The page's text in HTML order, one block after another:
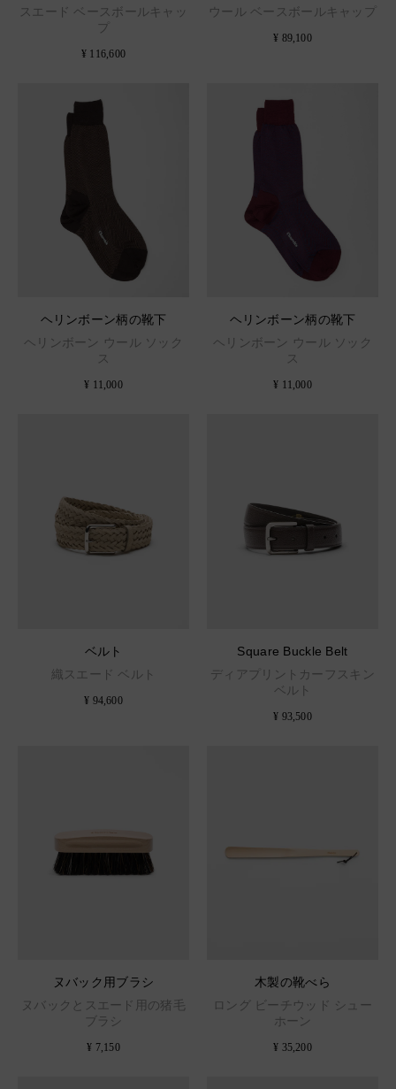
スエード ベースボールキャッ
プ
¥ 116,600
ウール ベースボールキャップ
¥ 89,100
ヘリンボーン柄の靴下
ヘリンボーン ウール ソック
ス
¥ 11,000
ヘリンボーン柄の靴下
ヘリンボーン ウール ソック
ス
¥ 11,000
ベルト
織スエード ベルト
¥ 94,600
Square Buckle Belt
ディアプリントカーフスキン
ベルト
¥ 93,500
ヌバック用ブラシ
ヌバックとスエード用の猪毛
ブラシ
¥ 7,150
木製の靴べら
ロング ビーチウッド シュー
ホーン
¥ 35,200